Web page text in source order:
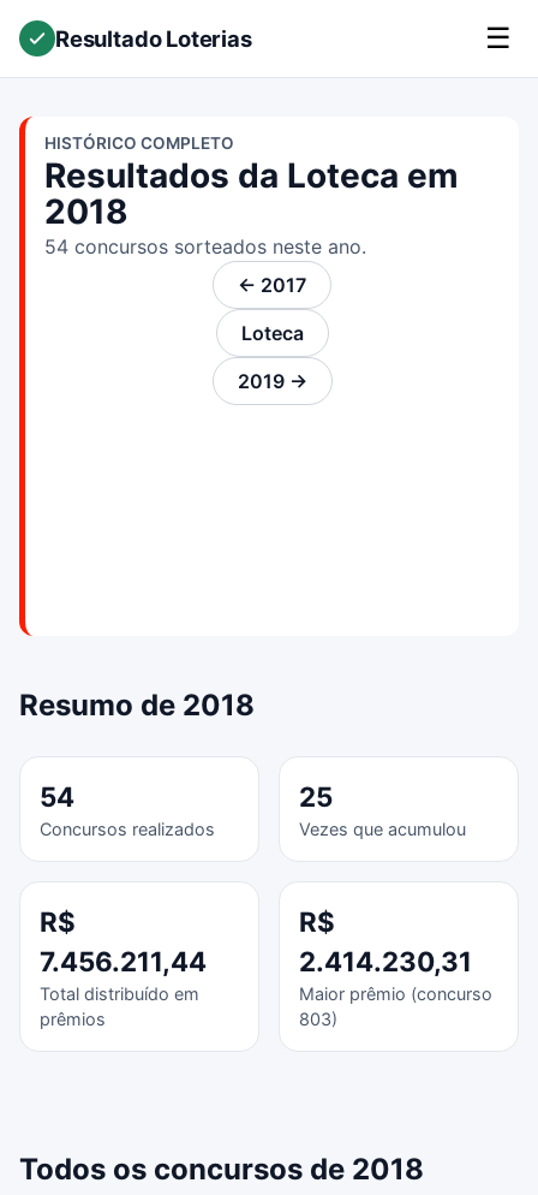
Resultado Loterias ☰
HISTÓRICO COMPLETO
Resultados da Loteca em
2018
54 concursos sorteados neste ano.
← 2017
Loteca
2019 →
Resumo de 2018
54
Concursos realizados
25
Vezes que acumulou
R$
7.456.211,44
Total distribuído em
prêmios
R$
2.414.230,31
Maior prêmio (concurso
803)
Todos os concursos de 2018